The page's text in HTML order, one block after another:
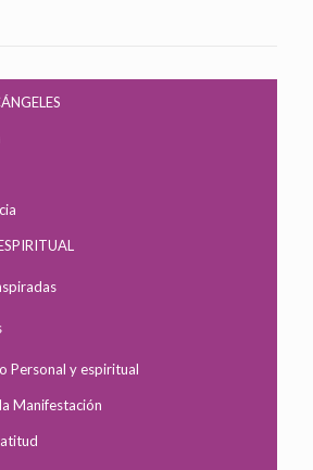
Personal y espiritual
Manifestación